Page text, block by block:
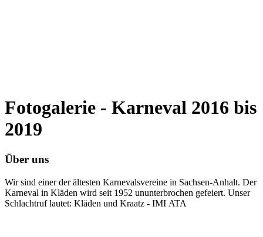
Fotogalerie - Karneval 2016 bis
2019
Über uns
Wir sind einer der ältesten Karnevalsvereine in Sachsen-Anhalt. Der
Karneval in Kläden wird seit 1952 ununterbrochen gefeiert. Unser
Schlachtruf lautet: Kläden und Kraatz - IMI ATA